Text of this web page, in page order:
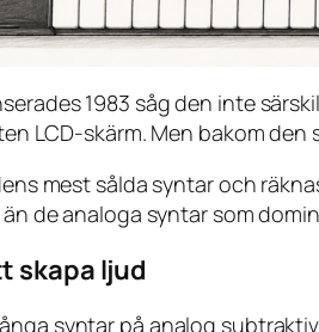
1983 såg den inte
LCD-skärm. Men bakom
mest sålda syntar och
de analoga syntar som
skapa ljud
syntar på analog